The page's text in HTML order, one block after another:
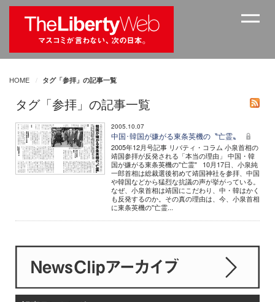
HOME タグ「参拝」の記事一覧
タグ「参拝」の記事一覧
2005.10.07
中国･韓国が嫌がる東条英機の〝亡霊〟
2005年12月号記事 リバティ・コラム 小泉首相の
靖国参拝が反発される「本当の理由」 中国・韓
国が嫌がる東条英機の"亡霊" 10月17日、小泉純
一郎首相は総裁選後初めて靖国神社を参拝、中国
や韓国などから猛烈な抗議の声が挙がっている。
なぜ、小泉首相は靖国にこだわり、中・韓はかく
も反発するのか。その真の理由は、今、小泉首相
に東条英機の"亡霊...